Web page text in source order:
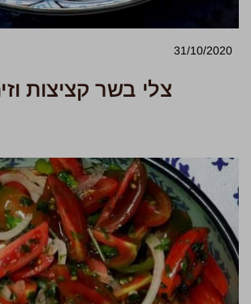
31/10/2020
צלי בשר קציצות